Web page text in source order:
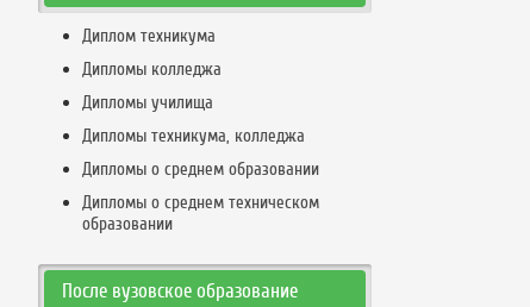
Диплом техникума
Дипломы колледжа
Дипломы училища
Дипломы техникума, колледжа
Дипломы о среднем образовании
Дипломы о среднем техническом
образовании
После вузовское образование